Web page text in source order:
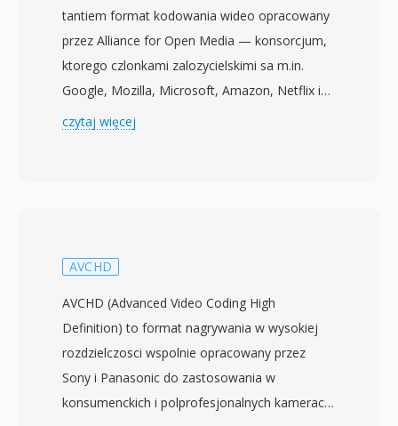
tantiem format kodowania wideo opracowany
przez Alliance for Open Media — konsorcjum,
ktorego czlonkami zalozycielskimi sa m.in.
Google, Mozilla, Microsoft, Amazon, Netflix i
Intel. Specyfikacja zostala sfinalizowana w
lepsza kompresje niz HEVC przy rownowaznej
atrakcyjnym dla platform streamingowych
dazacych do obnizenia kosztow
przepustowosci bez poswiecania
doswiadczenia widza. Kodek obsluguje szeroki
zakres funkcji, w tym synteze ziarna
czytaj więcej
AVCHD
AVCHD (Advanced Video Coding High
Definition) to format nagrywania w wysokiej
rozdzielczosci wspolnie opracowany przez
Sony i Panasonic do zastosowania w
konsumenckich i polprofesjonalnych kamerach